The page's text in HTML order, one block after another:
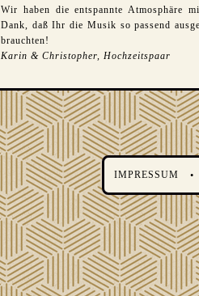
Wir haben die entspannte Atmosphäre
Dank, daß Ihr die Musik so passend
brauchten!
Karin & Christopher, Hochzeitspaar
IMPRESSUM ·